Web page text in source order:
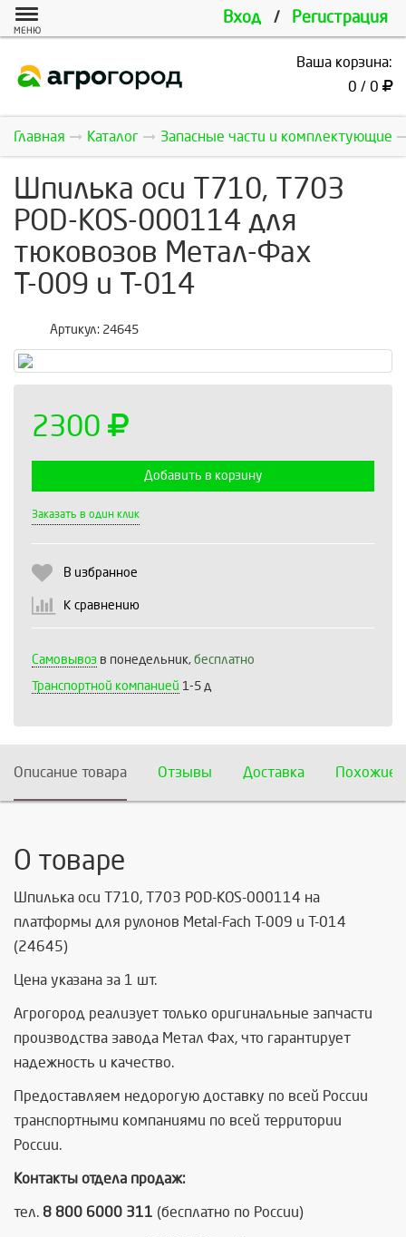
Вход / Регистрация
МЕНЮ
Ваша корзина:
0 / 0
Главная Каталог Запасные части и комплектующие
Шпилька оси T710, T703
POD-KOS-000114 для
тюковозов Метал-Фах
Т-009 и Т-014
Артикул: 24645
2300
Добавить в корзину
Заказать в один клик
В избранное
К сравнению
Самовывоз в понедельник, бесплатно
Транспортной компанией 1-5 д
Описание товара Отзывы Доставка Похожие
О товаре
Шпилька оси T710, T703 POD-KOS-000114 на
платформы для рулонов Metal-Fach Т-009 и Т-014
(24645)
Цена указана за 1 шт.
Агрогород реализует только оригинальные запчасти
производства завода Метал Фах, что гарантирует
надежность и качество.
Предоставляем недорогую доставку по всей России
транспортными компаниями по всей территории
России.
Контакты отдела продаж:
тел. 8 800 6000 311 (бесплатно по России)